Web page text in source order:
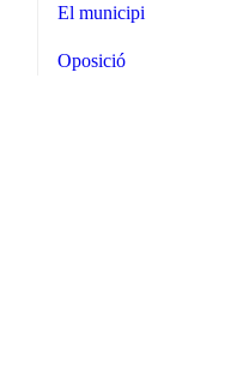
El municipi
Oposició